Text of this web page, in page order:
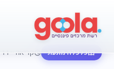
כלכלה מונעת קריאה ~11 דקות